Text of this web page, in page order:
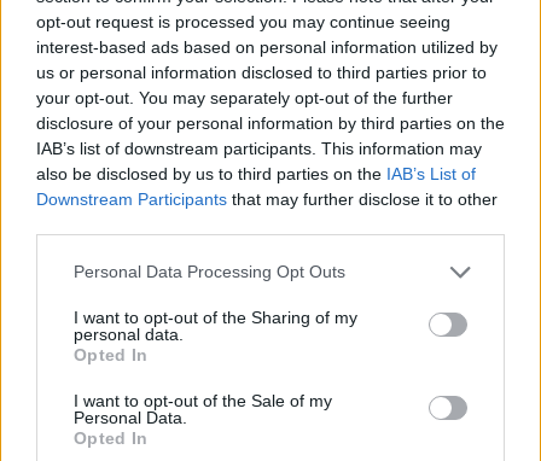
opt-out request is processed you may continue seeing
interest-based ads based on personal information utilized by
us or personal information disclosed to third parties prior to
your opt-out. You may separately opt-out of the further
disclosure of your personal information by third parties on the
IAB’s list of downstream participants. This information may
also be disclosed by us to third parties on the IAB’s List of
Downstream Participants that may further disclose it to other
Please note that this website/app uses one or more Google
not limited to your visit or usage behaviour. You may click to
grant or deny consent to Google and its third-party tags to
use your data for below specified purposes in below Google
consent section.
Personal Data Processing Opt Outs
I want to opt-out of the Sharing of my
personal data.
Opted In
I want to opt-out of the Sale of my
Personal Data.
Opted In
αεροσκάφος ή μια ακόμη ρήξη με το
Ισραήλ;
17:40
Μόναχο: Ισόβια στον 25χρονο Αφγανό
για τη φονική επίθεση σε διαδήλωση
Στην Ουκρανία ο Βρετανός υπουργός
Άμυνας για επιτάχυνση της στήριξης